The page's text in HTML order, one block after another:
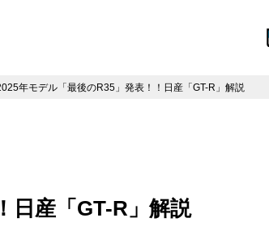
年モデル「最後のR35」発表！！日産「GT-R」解説
日産「GT-R」解説